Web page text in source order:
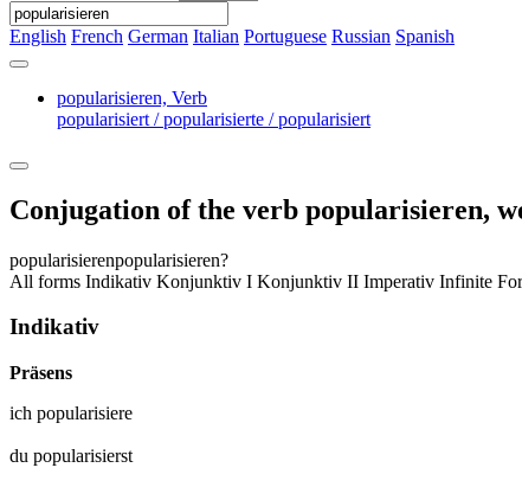
English French German Italian Portuguese Russian Spanish
popularisieren, Verb
popularisiert / popularisierte / popularisiert
Conjugation of the verb popularisieren,
popularisierenpopularisieren?
All forms Indikativ Konjunktiv I Konjunktiv II Imperativ Infinite
Indikativ
Präsens
ich popularisiere
du popularisierst